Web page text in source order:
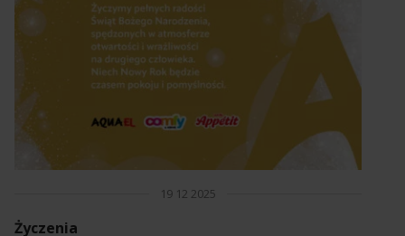
19 12 2025
Życzenia